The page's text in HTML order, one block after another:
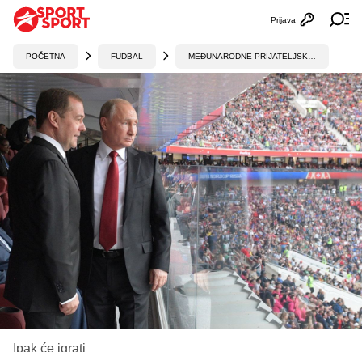
Otvori
Prijava
POČETNA FUDBAL
Ipak će igrati